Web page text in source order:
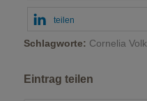
teilen
Schlagworte: Cornelia Volk
Eintrag teilen